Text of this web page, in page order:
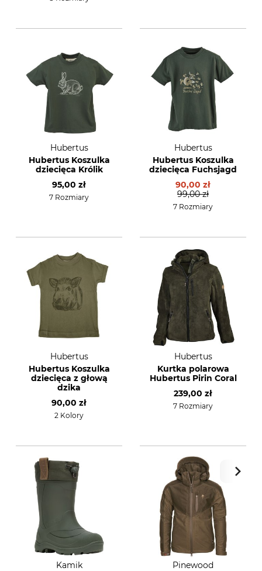
Hubertus
Hubertus Koszulka
dziecięca Królik
95,00 zł
7 Rozmiary
Hubertus
Hubertus Koszulka
dziecięca Fuchsjagd
90,00 zł
99,00 zł
7 Rozmiary
Hubertus
Hubertus Koszulka
dziecięca z głową
dzika
90,00 zł
2 Kolory
Hubertus
Kurtka polarowa
Hubertus Pirin Coral
239,00 zł
7 Rozmiary
Kamik
Pinewood